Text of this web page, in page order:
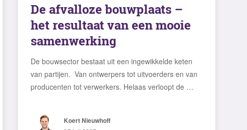
De afvalloze bouwplaats –
het resultaat van een mooie
samenwerking
De bouwsector bestaat uit een ingewikkelde keten
van partijen. Van ontwerpers tot uitvoerders en van
producenten tot verwerkers. Helaas verloopt de …
Koert Nieuwhoff